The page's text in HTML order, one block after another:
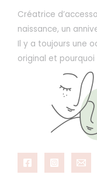
Créatrice
naissance, un
Il y a toujours une
original et pourquoi